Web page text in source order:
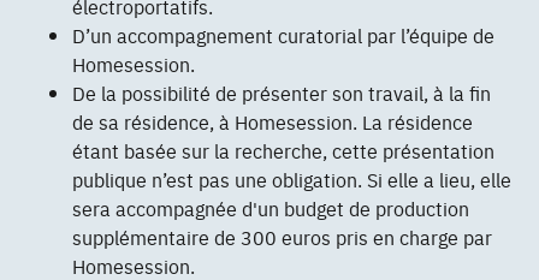
électroportatifs.
D’un accompagnement curatorial par l’équipe de
Homesession.
De la possibilité de présenter son travail, à la fin
de sa résidence, à Homesession. La résidence
étant basée sur la recherche, cette présentation
publique n’est pas une obligation. Si elle a lieu, elle
sera accompagnée d'un budget de production
supplémentaire de 300 euros pris en charge par
Homesession.